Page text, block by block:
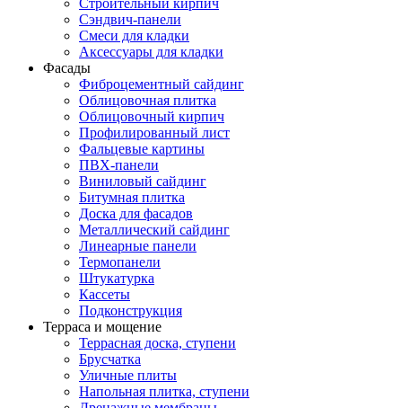
Сэндвич-панели
Смеси для кладки
Аксессуары для кладки
Фасады
Фиброцементный сайдинг
Облицовочная плитка
Облицовочный кирпич
Профилированный лист
Фальцевые картины
ПВХ-панели
Виниловый сайдинг
Битумная плитка
Доска для фасадов
Металлический сайдинг
Линеарные панели
Термопанели
Штукатурка
Кассеты
Подконструкция
Терраса и мощение
Террасная доска, ступени
Брусчатка
Уличные плиты
Напольная плитка, ступени